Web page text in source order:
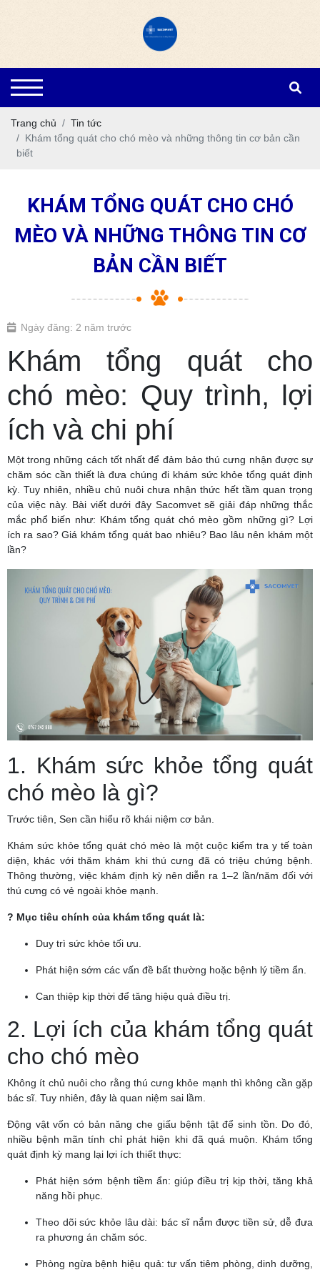
Trang chủ
Tin tức
Khám tổng quát cho chó mèo và những thông tin cơ bản cần
biết
KHÁM TỔNG QUÁT CHO CHÓ
MÈO VÀ NHỮNG THÔNG TIN CƠ
BẢN CẦN BIẾT
Ngày đăng: 2 năm trước
Khám tổng quát cho
chó mèo: Quy trình, lợi
ích và chi phí
Một trong những cách tốt nhất để đảm bảo thú cưng nhận được sự
chăm sóc cần thiết là đưa chúng đi khám sức khỏe tổng quát định
kỳ. Tuy nhiên, nhiều chủ nuôi chưa nhận thức hết tầm quan trọng
của việc này. Bài viết dưới đây Sacomvet sẽ giải đáp những thắc
mắc phổ biến như: Khám tổng quát chó mèo gồm những gì? Lợi
ích ra sao? Giá khám tổng quát bao nhiêu? Bao lâu nên khám một
lần?
1. Khám sức khỏe tổng quát
chó mèo là gì?
Trước tiên, Sen cần hiểu rõ khái niệm cơ bản.
Khám sức khỏe tổng quát chó mèo là một cuộc kiểm tra y tế toàn
diện, khác với thăm khám khi thú cưng đã có triệu chứng bệnh.
Thông thường, việc khám định kỳ nên diễn ra 1–2 lần/năm đối với
thú cưng có vẻ ngoài khỏe mạnh.
? Mục tiêu chính của khám tổng quát là:
Duy trì sức khỏe tối ưu.
Phát hiện sớm các vấn đề bất thường hoặc bệnh lý tiềm ẩn.
Can thiệp kịp thời để tăng hiệu quả điều trị.
2. Lợi ích của khám tổng quát
cho chó mèo
Không ít chủ nuôi cho rằng thú cưng khỏe mạnh thì không cần gặp
bác sĩ. Tuy nhiên, đây là quan niệm sai lầm.
Động vật vốn có bản năng che giấu bệnh tật để sinh tồn. Do đó,
nhiều bệnh mãn tính chỉ phát hiện khi đã quá muộn. Khám tổng
quát định kỳ mang lại lợi ích thiết thực:
Phát hiện sớm bệnh tiềm ẩn: giúp điều trị kịp thời, tăng khả
năng hồi phục.
Theo dõi sức khỏe lâu dài: bác sĩ nắm được tiền sử, dễ đưa
ra phương án chăm sóc.
Phòng ngừa bệnh hiệu quả: tư vấn tiêm phòng, dinh dưỡng,